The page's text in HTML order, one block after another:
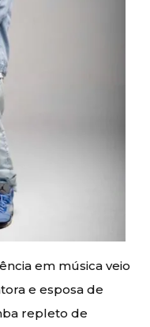
em música veio
e esposa de
repleto de